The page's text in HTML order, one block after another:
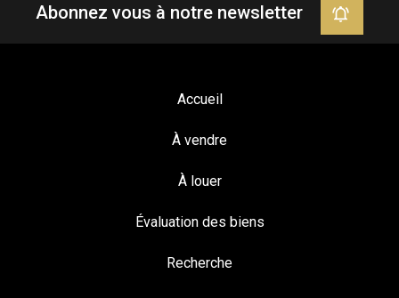
Abonnez vous à notre newsletter
Accueil
À vendre
À louer
Évaluation des biens
Recherche